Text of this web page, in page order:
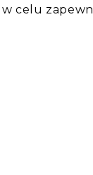
celu